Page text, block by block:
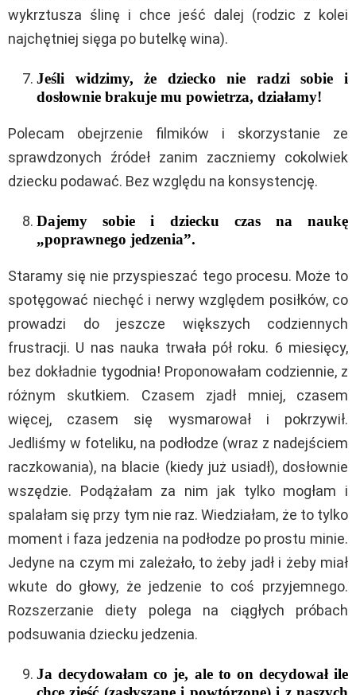
wykrztusza ślinę i chce jeść dalej (rodzic z kolei
najchętniej sięga po butelkę wina).
Jeśli widzimy, że dziecko nie radzi sobie i
dosłownie brakuje mu powietrza, działamy!
Polecam obejrzenie filmików i skorzystanie ze
sprawdzonych źródeł zanim zaczniemy cokolwiek
dziecku podawać. Bez względu na konsystencję.
Dajemy sobie i dziecku czas na naukę
„poprawnego jedzenia”.
Staramy się nie przyspieszać tego procesu. Może to
spotęgować niechęć i nerwy względem posiłków, co
prowadzi do jeszcze większych codziennych
frustracji. U nas nauka trwała pół roku. 6 miesięcy,
bez dokładnie tygodnia! Proponowałam codziennie, z
różnym skutkiem. Czasem zjadł mniej, czasem
więcej, czasem się wysmarował i pokrzywił.
Jedliśmy w foteliku, na podłodze (wraz z nadejściem
raczkowania), na blacie (kiedy już usiadł), dosłownie
wszędzie. Podążałam za nim jak tylko mogłam i
spalałam się przy tym nie raz. Wiedziałam, że to tylko
moment i faza jedzenia na podłodze po prostu minie.
Jedyne na czym mi zależało, to żeby jadł i żeby miał
wkute do głowy, że jedzenie to coś przyjemnego.
Rozszerzanie diety polega na ciągłych próbach
podsuwania dziecku jedzenia.
Ja decydowałam co je, ale to on decydował ile